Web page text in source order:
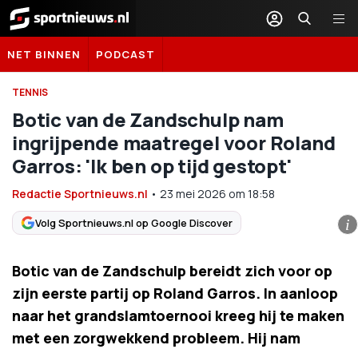
Sportnieuws.nl
NET BINNEN PODCAST
TENNIS
Botic van de Zandschulp nam
ingrijpende maatregel voor Roland
Garros: 'Ik ben op tijd gestopt'
Redactie Sportnieuws.nl • 23 mei 2026 om 18:58
Volg Sportnieuws.nl op Google Discover i
Botic van de Zandschulp bereidt zich voor op
zijn eerste partij op Roland Garros. In aanloop
naar het grandslamtoernooi kreeg hij te maken
met een zorgwekkend probleem. Hij nam